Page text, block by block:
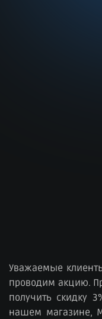
Уважаемые
проводим акцию.
получить скидку
нашем магазине,